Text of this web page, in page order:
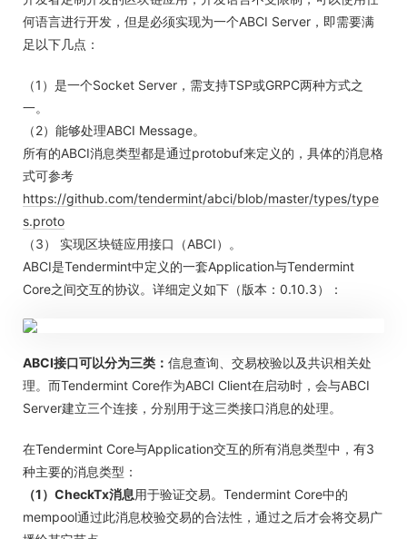
何语言进行开发，但是必须实现为一个ABCI Server，即需要满
足以下几点：
（1）是一个Socket Server，需支持TSP或GRPC两种方式之
一。
（2）能够处理ABCI Message。
所有的ABCI消息类型都是通过protobuf来定义的，具体的消息格
式可参考
https://github.com/tendermint/abci/blob/master/types/type
s.proto
（3） 实现区块链应用接口（ABCI）。
ABCI是Tendermint中定义的一套Application与Tendermint
Core之间交互的协议。详细定义如下（版本：0.10.3）：
ABCI接口可以分为三类： 信息查询、交易校验以及共识相关处
理。而Tendermint Core作为ABCI Client在启动时，会与ABCI
Server建立三个连接，分别用于这三类接口消息的处理。
在Tendermint Core与Application交互的所有消息类型中，有3
种主要的消息类型：
（1）CheckTx消息用于验证交易。Tendermint Core中的
mempool通过此消息校验交易的合法性，通过之后才会将交易广